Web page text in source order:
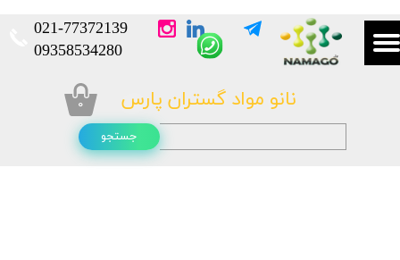
نانو مواد گستران پارس
021-77372139​​​​​​​
​​​​​​​09358534280
جستجو
۰